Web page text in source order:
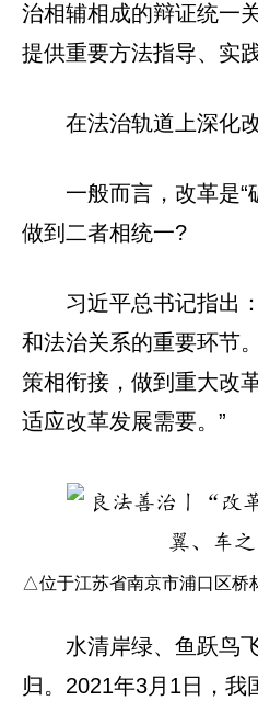
治相辅相成的辩证统一
提供重要方法指导、实
在法治轨道上深化
一般而言，改革是“
做到二者相统一?
习近平总书记指出
和法治关系的重要环节
策相衔接，做到重大改
适应改革发展需要。”
△位于江苏省南京市浦口区桥
水清岸绿、鱼跃鸟
归。2021年3月1日，